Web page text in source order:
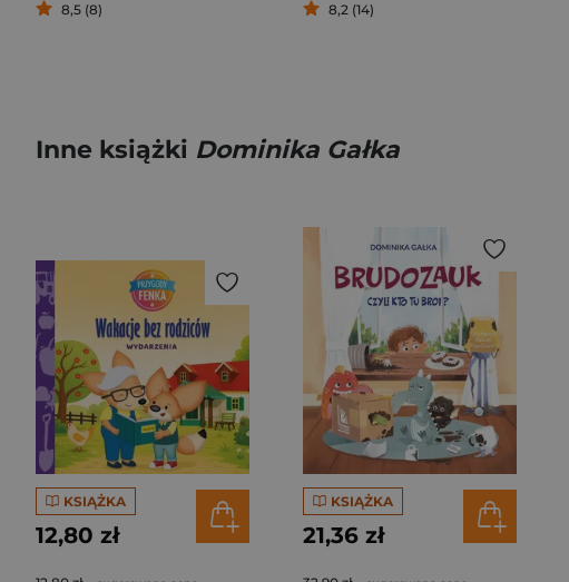
8,5 (8) 8,2 (14)
Inne książki Dominika Gałka
KSIĄŻKA
12,80 zł
KSIĄŻKA
21,36 zł